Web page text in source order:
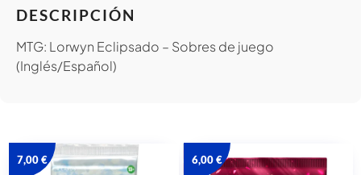
DESCRIPCIÓN
MTG: Lorwyn Eclipsado – Sobres de juego
(Inglés/Español)
7,00€ 6,00€